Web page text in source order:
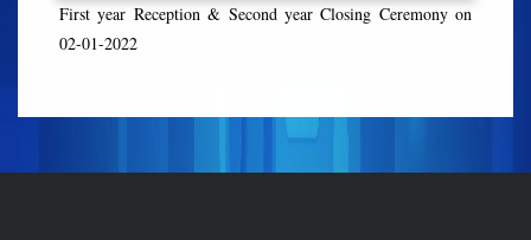
First year Reception & Second year Closing Ceremony on
02-01-2022